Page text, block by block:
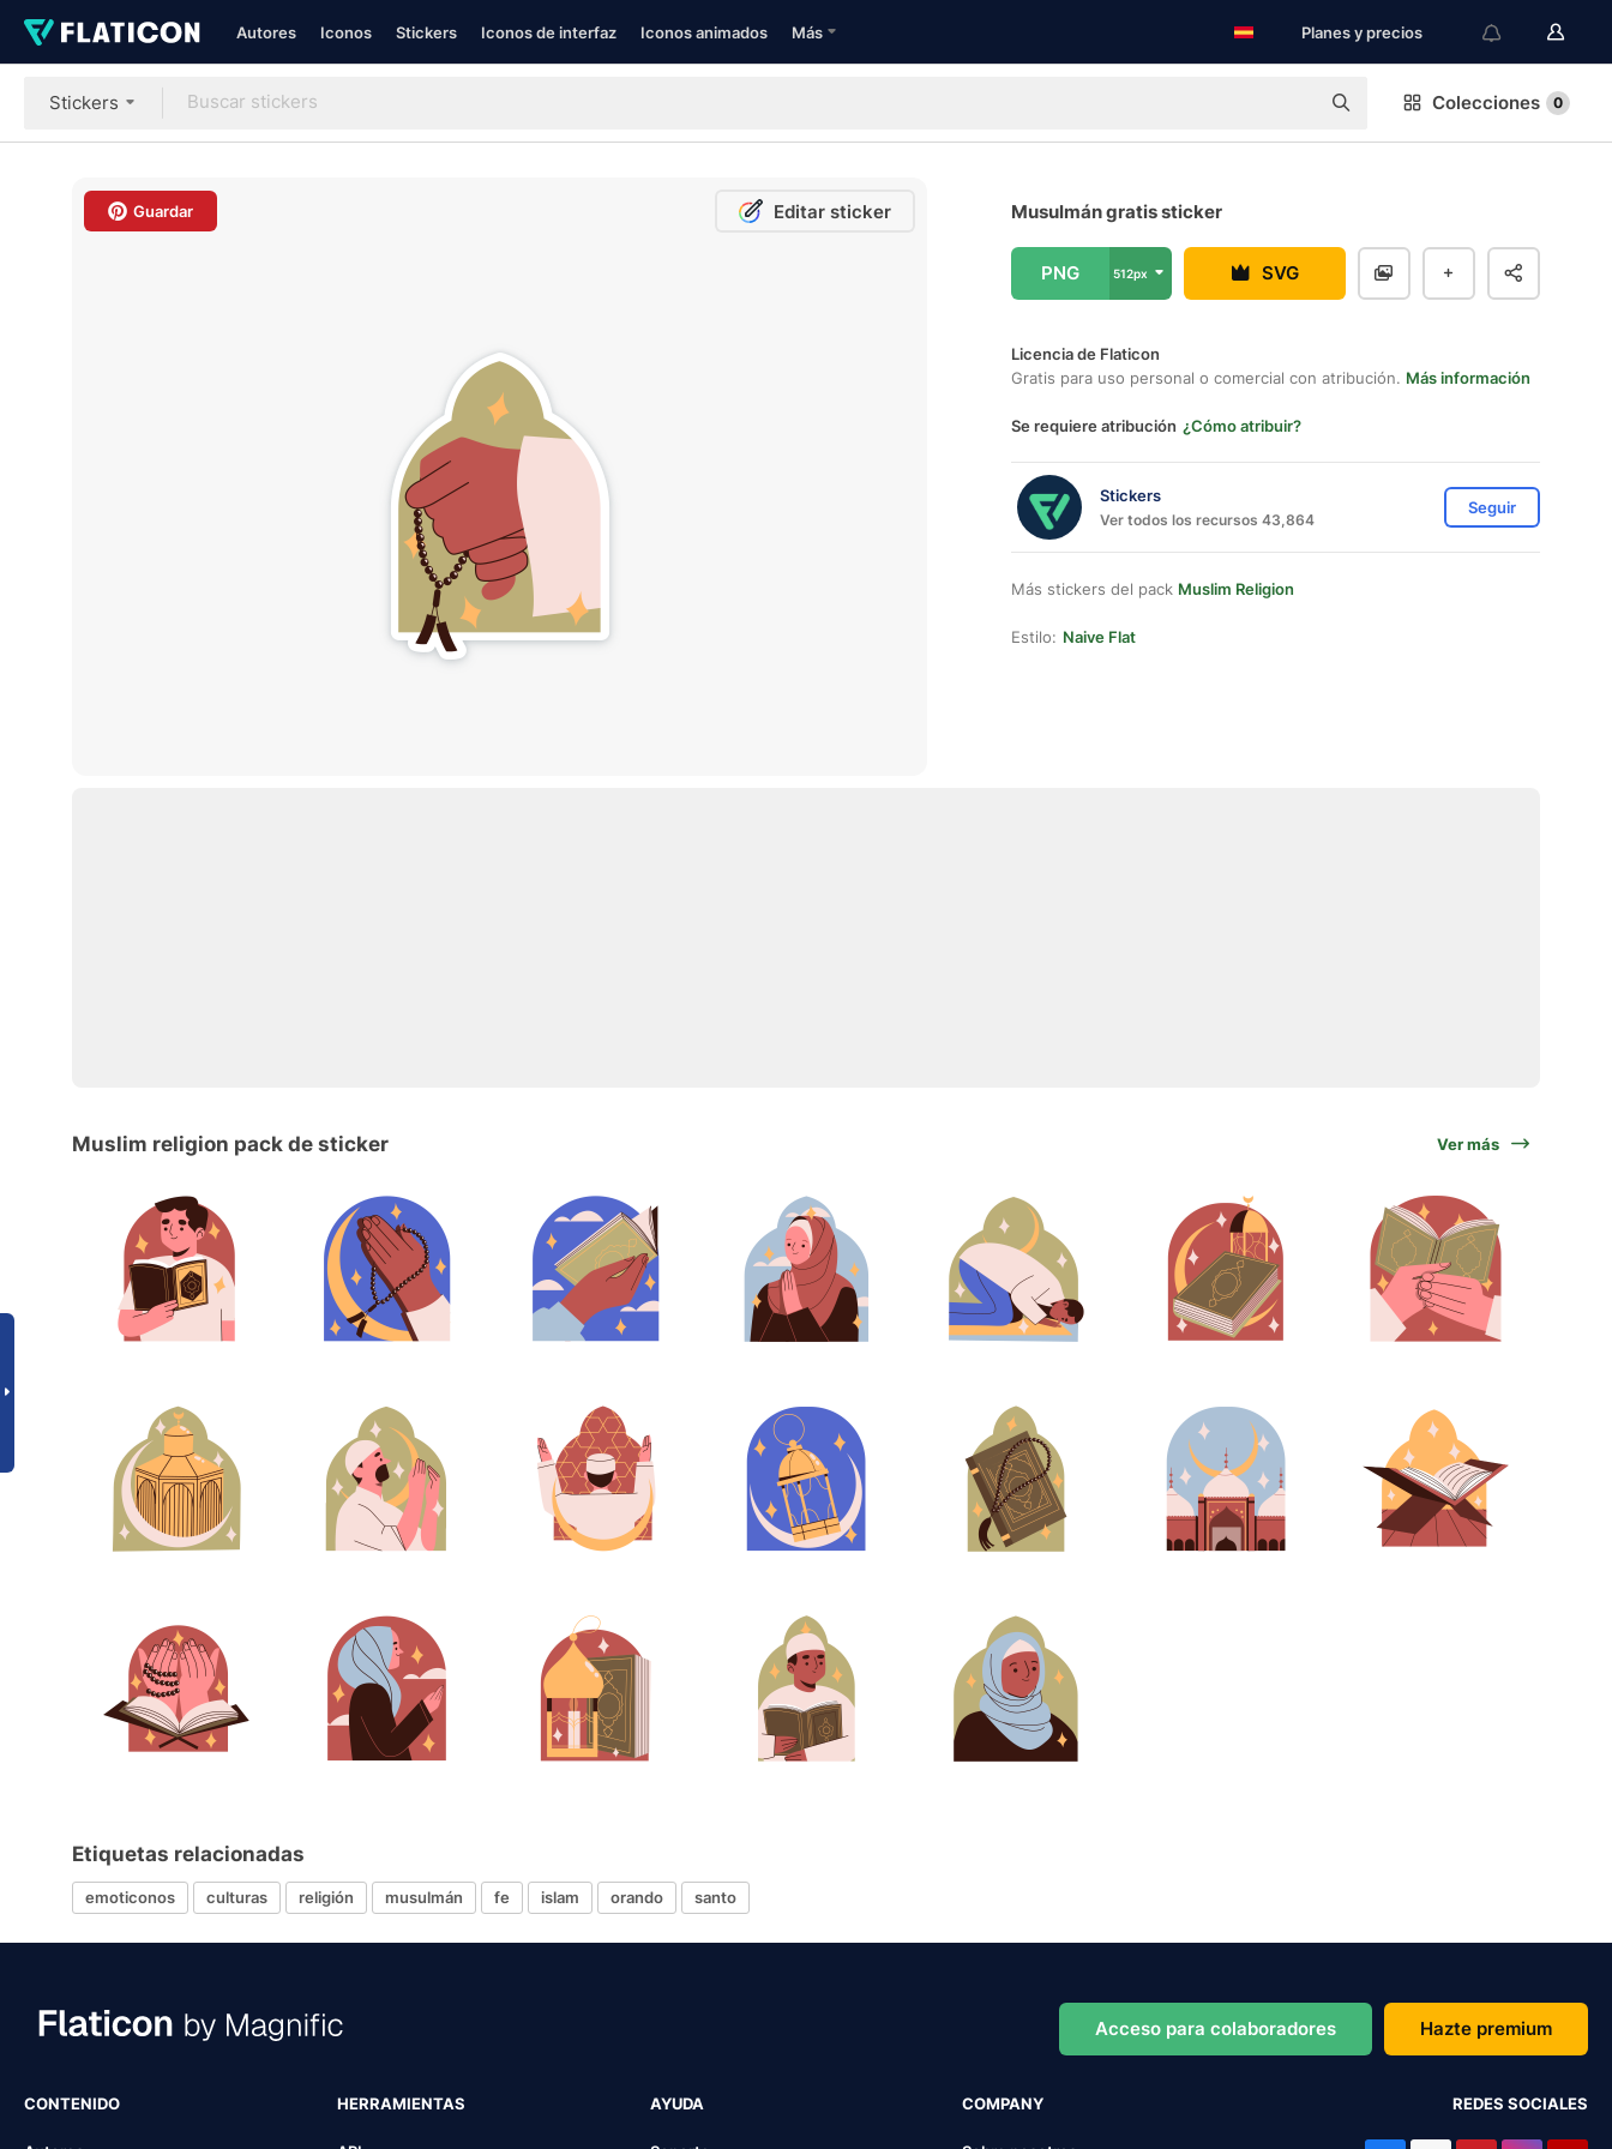
Autores Iconos Stickers Iconos de interfaz Iconos animados Más Planes y precios
Stickers Colecciones 0
Guardar Editar sticker Musulmán gratis sticker
PNG 512px SVG
Licencia de Flaticon
Gratis para uso personal o comercial con atribución. Más información
Se requiere atribución ¿Cómo atribuir?
Stickers
Ver todos los recursos 43,864
Seguir
Más stickers del pack Muslim Religion
Estilo: Naive Flat
Muslim religion pack de sticker Ver más
Etiquetas relacionadas
emoticonos culturas religión musulmán fe islam orando santo
Acceso para colaboradores Hazte premium
CONTENIDO HERRAMIENTAS AYUDA COMPANY REDES SOCIALES